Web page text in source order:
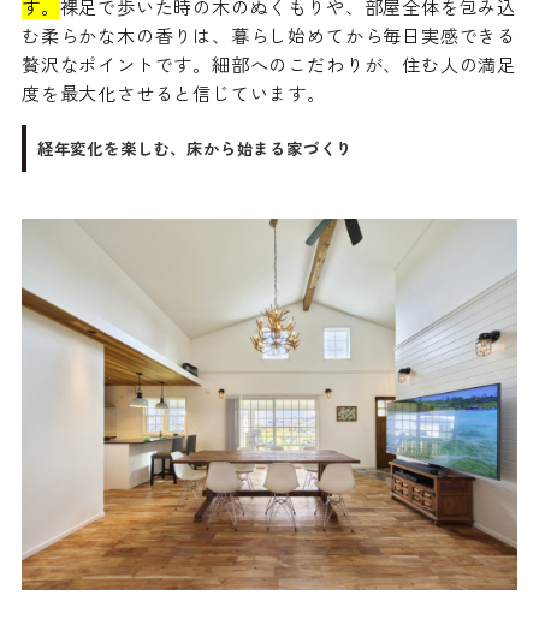
す。 裸足で歩いた時の木のぬくもりや、部屋全体を包み込
む柔らかな木の香りは、暮らし始めてから毎日実感できる
贅沢なポイントです。細部へのこだわりが、住む人の満足
度を最大化させると信じています。
経年変化を楽しむ、床から始まる家づくり